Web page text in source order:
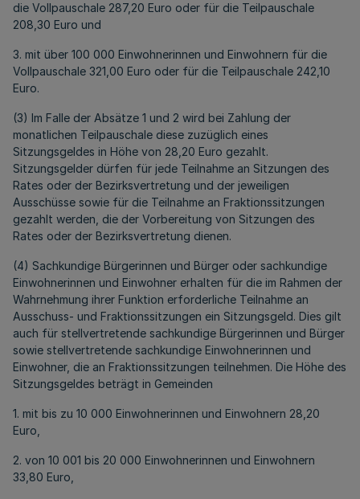
die Vollpauschale 287,20 Euro oder für die Teilpauschale
208,30 Euro und
3. mit über 100 000 Einwohnerinnen und Einwohnern für die
Vollpauschale 321,00 Euro oder für die Teilpauschale 242,10
Euro.
(3) Im Falle der Absätze 1 und 2 wird bei Zahlung der
monatlichen Teilpauschale diese zuzüglich eines
Sitzungsgeldes in Höhe von 28,20 Euro gezahlt.
Sitzungsgelder dürfen für jede Teilnahme an Sitzungen des
Rates oder der Bezirksvertretung und der jeweiligen
Ausschüsse sowie für die Teilnahme an Fraktionssitzungen
gezahlt werden, die der Vorbereitung von Sitzungen des
Rates oder der Bezirksvertretung dienen.
(4) Sachkundige Bürgerinnen und Bürger oder sachkundige
Einwohnerinnen und Einwohner erhalten für die im Rahmen der
Wahrnehmung ihrer Funktion erforderliche Teilnahme an
Ausschuss- und Fraktionssitzungen ein Sitzungsgeld. Dies gilt
auch für stellvertretende sachkundige Bürgerinnen und Bürger
sowie stellvertretende sachkundige Einwohnerinnen und
Einwohner, die an Fraktionssitzungen teilnehmen. Die Höhe des
Sitzungsgeldes beträgt in Gemeinden
1. mit bis zu 10 000 Einwohnerinnen und Einwohnern 28,20
Euro,
2. von 10 001 bis 20 000 Einwohnerinnen und Einwohnern
33,80 Euro,